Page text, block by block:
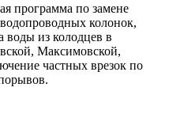
программа по замене
колонок,
воды из колодцев в
Максимовской,
частных врезок по